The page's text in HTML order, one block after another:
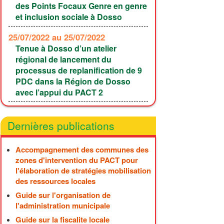
des Points Focaux Genre en genre
et inclusion sociale à Dosso
25/07/2022 au 25/07/2022
Tenue à Dosso d’un atelier
régional de lancement du
processus de replanification de 9
PDC dans la Région de Dosso
avec l’appui du PACT 2
Dernières publications
Accompagnement des communes des
zones d'intervention du PACT pour
l'élaboration de stratégies mobilisation
des ressources locales
Guide sur l'organisation de
l'administration municipale
Guide sur la fiscalite locale